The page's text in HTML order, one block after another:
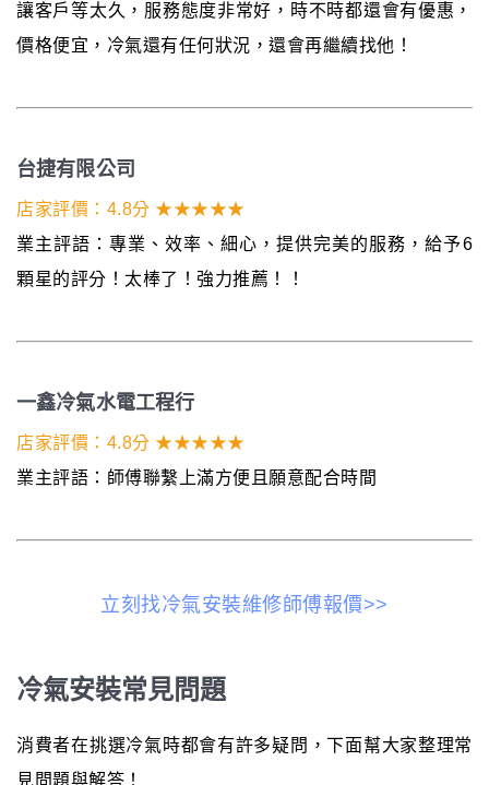
讓客戶等太久，服務態度非常好，時不時都還會有優惠，
價格便宜，冷氣還有任何狀況，還會再繼續找他！
台捷有限公司
店家評價：4.8分 ★★★★★
業主評語：專業、效率、細心，提供完美的服務，給予6
顆星的評分！太棒了！強力推薦！！
一鑫冷氣水電工程行
店家評價：4.8分 ★★★★★
業主評語：師傅聯繫上滿方便且願意配合時間
立刻找冷氣安裝維修師傅報價>>
冷氣安裝常見問題
消費者在挑選冷氣時都會有許多疑問，下面幫大家整理常
見問題與解答！